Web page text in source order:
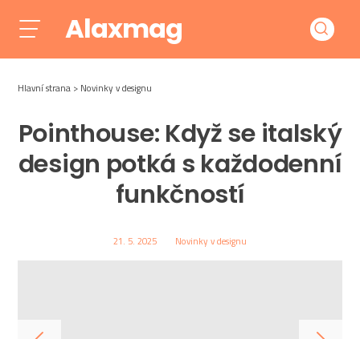
Alaxmag
Hlavní strana Novinky v designu
Pointhouse: Když se italský
design potká s každodenní
funkčností
21. 5. 2025 Novinky v designu